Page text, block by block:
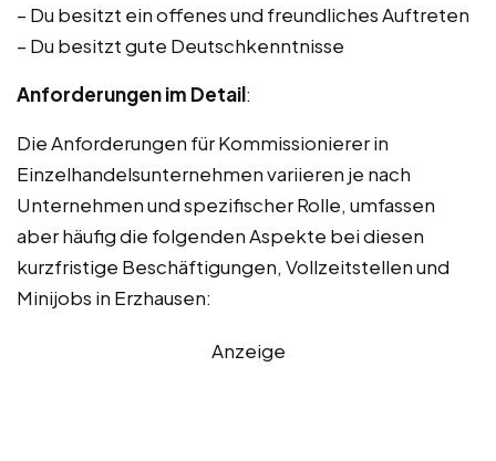
– Du besitzt ein offenes und freundliches Auftreten
– Du besitzt gute Deutschkenntnisse
Anforderungen im Detail:
Die Anforderungen für Kommissionierer in
Einzelhandelsunternehmen variieren je nach
Unternehmen und spezifischer Rolle, umfassen
aber häufig die folgenden Aspekte bei diesen
kurzfristige Beschäftigungen, Vollzeitstellen und
Minijobs in Erzhausen:
Anzeige